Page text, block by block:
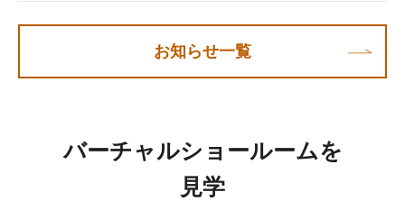
お知らせ一覧
バーチャルショールームを
見学